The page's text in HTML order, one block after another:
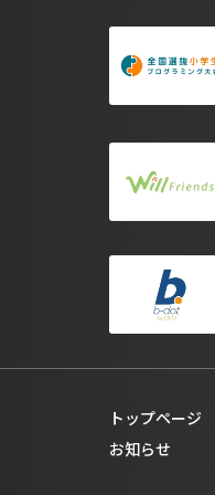
トップページ
お知らせ